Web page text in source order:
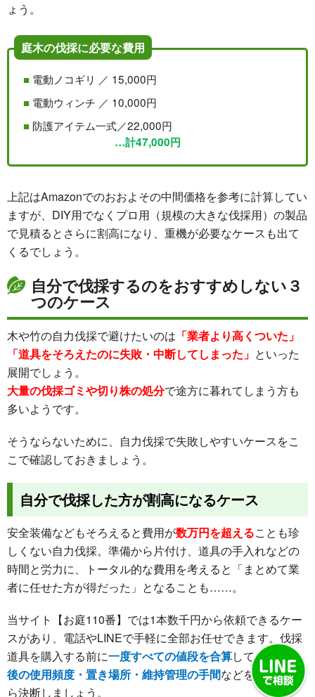
ょう。
庭木の伐採に必要な費用
電動ノコギリ ／ 15,000円
電動ウィンチ ／ 10,000円
防護アイテム一式／22,000円
…計47,000円
上記はAmazonでのおおよその中間価格を参考に計算してい
ますが、DIY用でなくプロ用（規模の大きな伐採用）の製品
で見積るとさらに割高になり、重機が必要なケースも出て
くるでしょう。
自分で伐採するのをおすすめしない３
つのケース
木や竹の自力伐採で避けたいのは 「業者より高くついた」
「道具をそろえたのに失敗・中断してしまった」 といった
展開でしょう。
大量の伐採ゴミや切り株の処分で途方に暮れてしまう方も
多いようです。
そうならないために、自力伐採で失敗しやすいケースをこ
こで確認しておきましょう。
自分で伐採した方が割高になるケース
安全装備などもそろえると費用が数万円を超えることも珍
しくない自力伐採。準備から片付け、道具の手入れなどの
時間と労力に、トータル的な費用を考えると「まとめて業
者に任せた方が得だった」となることも……。
当サイト【お庭110番】では1本数千円から依頼できるケー
スがあり、電話やLINEで手軽に全部お任せできます。伐採
道具を購入する前に一度すべての値段を合算してみて、今
後の使用頻度・置き場所・維持管理の手間などを考えてか
ら決断しましょう。